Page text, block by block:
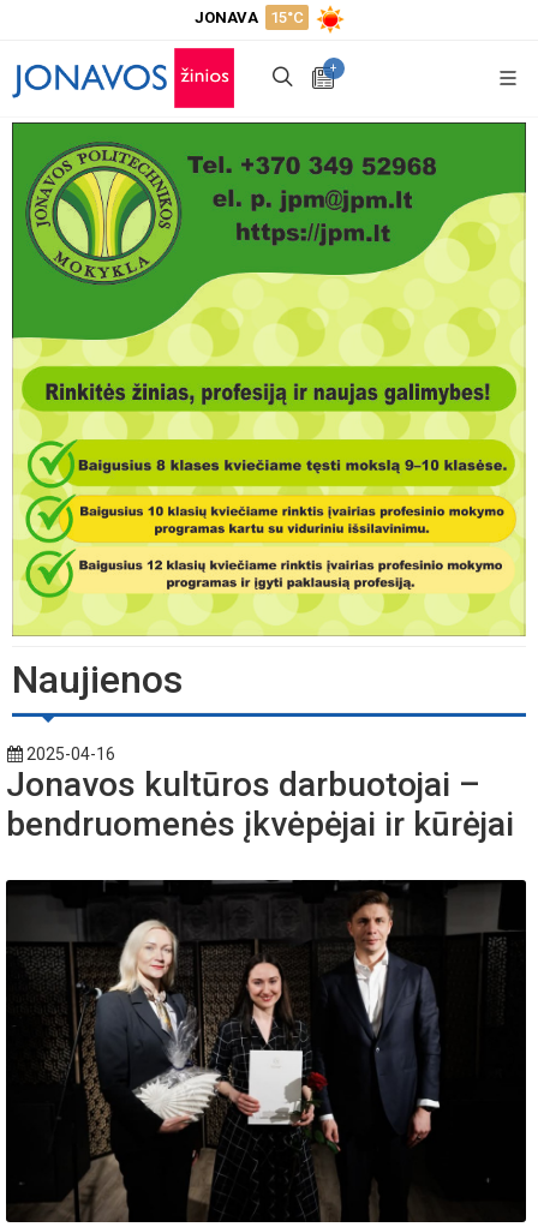
JONAVA 15°C
+
Naujienos
2025-04-16
Jonavos kultūros darbuotojai –
bendruomenės įkvėpėjai ir kūrėjai